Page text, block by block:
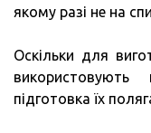
якому разі не на
Оскільки для
підготовка їх